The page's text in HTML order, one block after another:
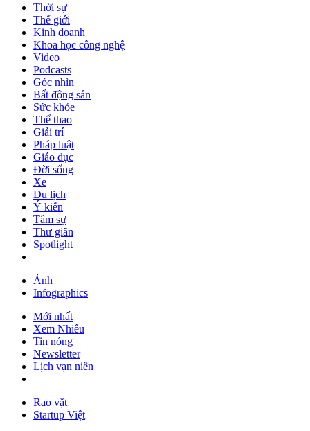
Thời sự
Thế giới
Kinh doanh
Khoa học công nghệ
Video
Podcasts
Góc nhìn
Bất động sản
Sức khỏe
Thể thao
Giải trí
Pháp luật
Giáo dục
Đời sống
Xe
Du lịch
Ý kiến
Tâm sự
Thư giãn
Spotlight
Ảnh
Infographics
Mới nhất
Xem Nhiều
Tin nóng
Newsletter
Lịch vạn niên
Rao vặt
Startup Việt